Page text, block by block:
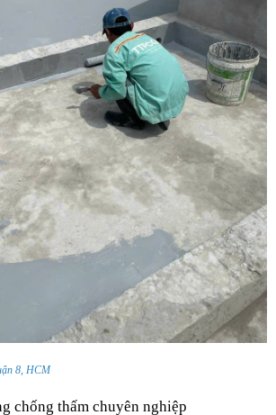
8, HCM
chống thấm chuyên nghiệp